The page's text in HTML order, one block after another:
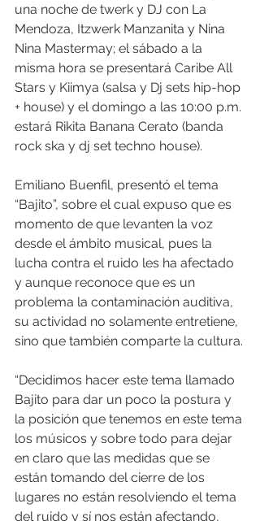
una noche de twerk y DJ con La
Mendoza, Itzwerk Manzanita y Nina
Nina Mastermay; el sábado a la
misma hora se presentará Caribe All
Stars y Kiimya (salsa y Dj sets hip-hop
+ house) y el domingo a las 10:00 p.m.
estará Rikita Banana Cerato (banda
rock ska y dj set techno house).
Emiliano Buenfil, presentó el tema
“Bajito”, sobre el cual expuso que es
momento de que levanten la voz
desde el ámbito musical, pues la
lucha contra el ruido les ha afectado
y aunque reconoce que es un
problema la contaminación auditiva,
su actividad no solamente entretiene,
sino que también comparte la cultura.
“Decidimos hacer este tema llamado
Bajito para dar un poco la postura y
la posición que tenemos en este tema
los músicos y sobre todo para dejar
en claro que las medidas que se
están tomando del cierre de los
lugares no están resolviendo el tema
del ruido y sí nos están afectando,